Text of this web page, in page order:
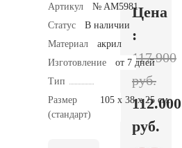
Артикул
№ AM5981
Статус
В наличии
Материал
акрил
Изготовление
от 7 дней
Тип
Размер
(стандарт)
105 х 38 х 25 см.
Цена
:
117.900
руб.
112.000
руб.